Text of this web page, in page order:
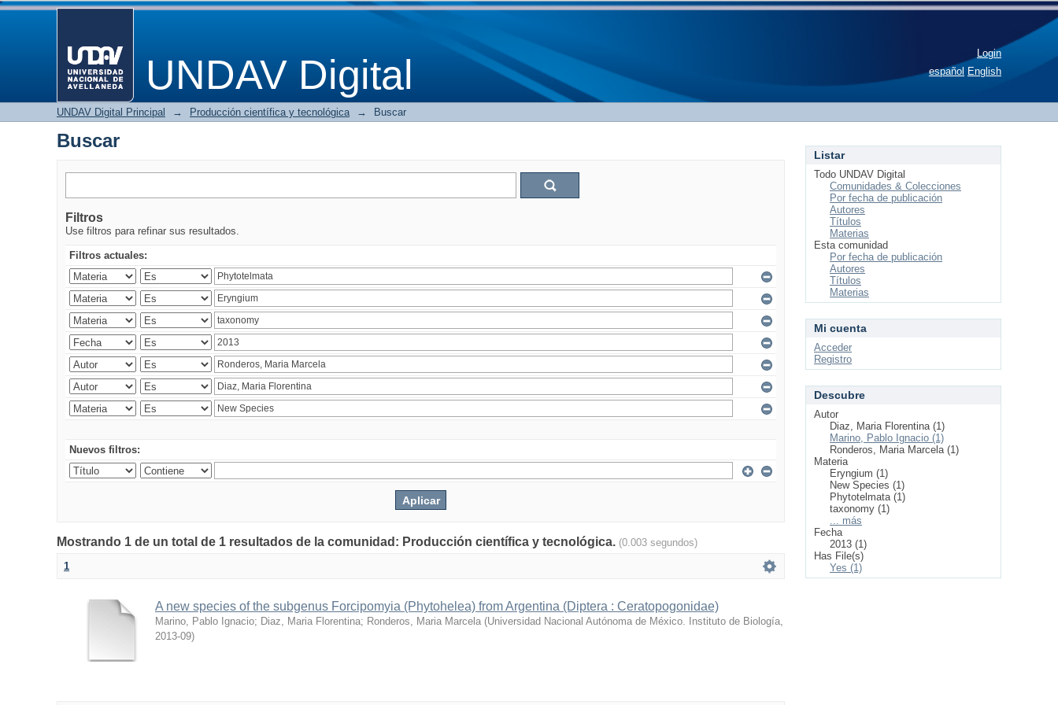
UNDAV Digital
Buscar
Login
español English
UNDAV Digital Principal → Producción científica y tecnológica → Buscar
Buscar
Filtros
Use filtros para refinar sus resultados.
Filtros actuales:
Nuevos filtros:
Mostrando 1 de un total de 1 resultados de la comunidad: Producción científica y tecnológica. (0.003 segundos)
1
A new species of the subgenus Forcipomyia (Phytohelea) from Argentina (Diptera : Ceratopogonidae)
Marino, Pablo Ignacio; Diaz, Maria Florentina; Ronderos, Maria Marcela (Universidad Nacional Autónoma de México. Instituto de Biología,
2013-09)
Listar
Todo UNDAV Digital
Comunidades & Colecciones
Por fecha de publicación
Autores
Títulos
Materias
Esta comunidad
Por fecha de publicación
Autores
Títulos
Materias
Mi cuenta
Acceder
Registro
Descubre
Autor
Diaz, Maria Florentina (1)
Marino, Pablo Ignacio (1)
Ronderos, Maria Marcela (1)
Materia
Eryngium (1)
New Species (1)
Phytotelmata (1)
taxonomy (1)
... más
Fecha
2013 (1)
Has File(s)
Yes (1)